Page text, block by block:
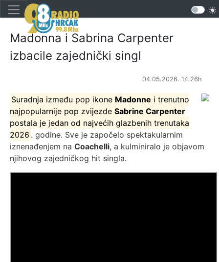
Madonna i Sabrina Carpenter
izbacile zajednički singl
04.05.2026. 14:26h
Suradnja između pop ikone Madonne i trenutno
najpopularnije pop zvijezde Sabrine Carpenter
postala je jedan od najvećih glazbenih trenutaka
2026 . godine. Sve je započelo spektakularnim
iznenađenjem na Coachelli, a kulminiralo je objavom
njihovog zajedničkog hit singla.